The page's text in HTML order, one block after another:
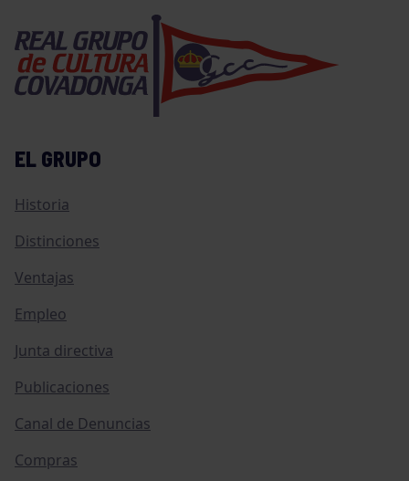
EL GRUPO
Historia
Distinciones
Ventajas
Empleo
Junta directiva
Publicaciones
Canal de Denuncias
Compras